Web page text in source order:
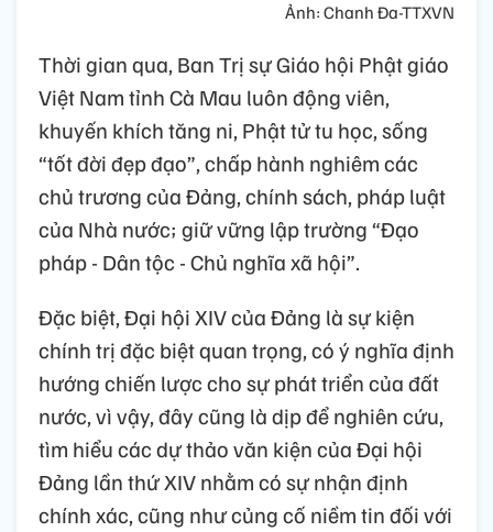
Ảnh: Chanh Đa-TTXVN
Thời gian qua, Ban Trị sự Giáo hội Phật giáo
Việt Nam tỉnh Cà Mau luôn động viên,
khuyến khích tăng ni, Phật tử tu học, sống
“tốt đời đẹp đạo”, chấp hành nghiêm các
chủ trương của Đảng, chính sách, pháp luật
của Nhà nước; giữ vững lập trường “Đạo
pháp - Dân tộc - Chủ nghĩa xã hội”.
Đặc biệt, Đại hội XIV của Đảng là sự kiện
chính trị đặc biệt quan trọng, có ý nghĩa định
hướng chiến lược cho sự phát triển của đất
nước, vì vậy, đây cũng là dịp để nghiên cứu,
tìm hiểu các dự thảo văn kiện của Đại hội
Đảng lần thứ XIV nhằm có sự nhận định
chính xác, cũng như củng cố niềm tin đối với